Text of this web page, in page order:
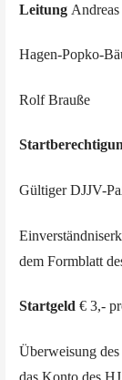
Leitung
Hagen-Popko-
Rolf Brauße
Gültiger DJJV-
dem Formblatt
Startgeld € 3,-
Überweisung
das Konto des